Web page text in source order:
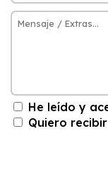
He leído y
Quiero